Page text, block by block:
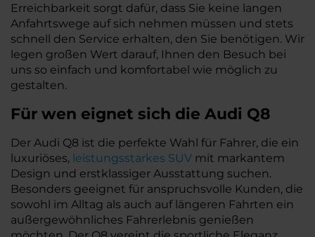
Erreichbarkeit sorgt dafür, dass Sie keine langen
Anfahrtswege auf sich nehmen müssen und stets
schnell den Service erhalten, den Sie benötigen. Wir
legen großen Wert darauf, Ihnen den Besuch bei
uns so einfach und komfortabel wie möglich zu
gestalten.
Für wen eignet sich die Audi Q8
Der Audi Q8 ist die perfekte Wahl für Fahrer, die ein
luxuriöses, leistungsstarkes SUV mit markantem
Design und erstklassiger Ausstattung suchen.
Besonders geeignet für anspruchsvolle Kunden, die
sowohl im Alltag als auch auf längeren Fahrten ein
außergewöhnliches Fahrerlebnis genießen